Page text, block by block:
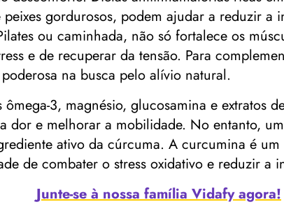
gordurosos, podem ajudar a reduzir
ou caminhada, não só fortalece os
e de recuperar da tensão. Para
na busca pelo alívio natural.
3, magnésio, glucosamina e extratos
e melhorar a mobilidade. No entanto,
ativo da cúrcuma. A curcumina é
de combater o stress oxidativo e reduzir a
Junte-se à nossa família Vidafy agora!